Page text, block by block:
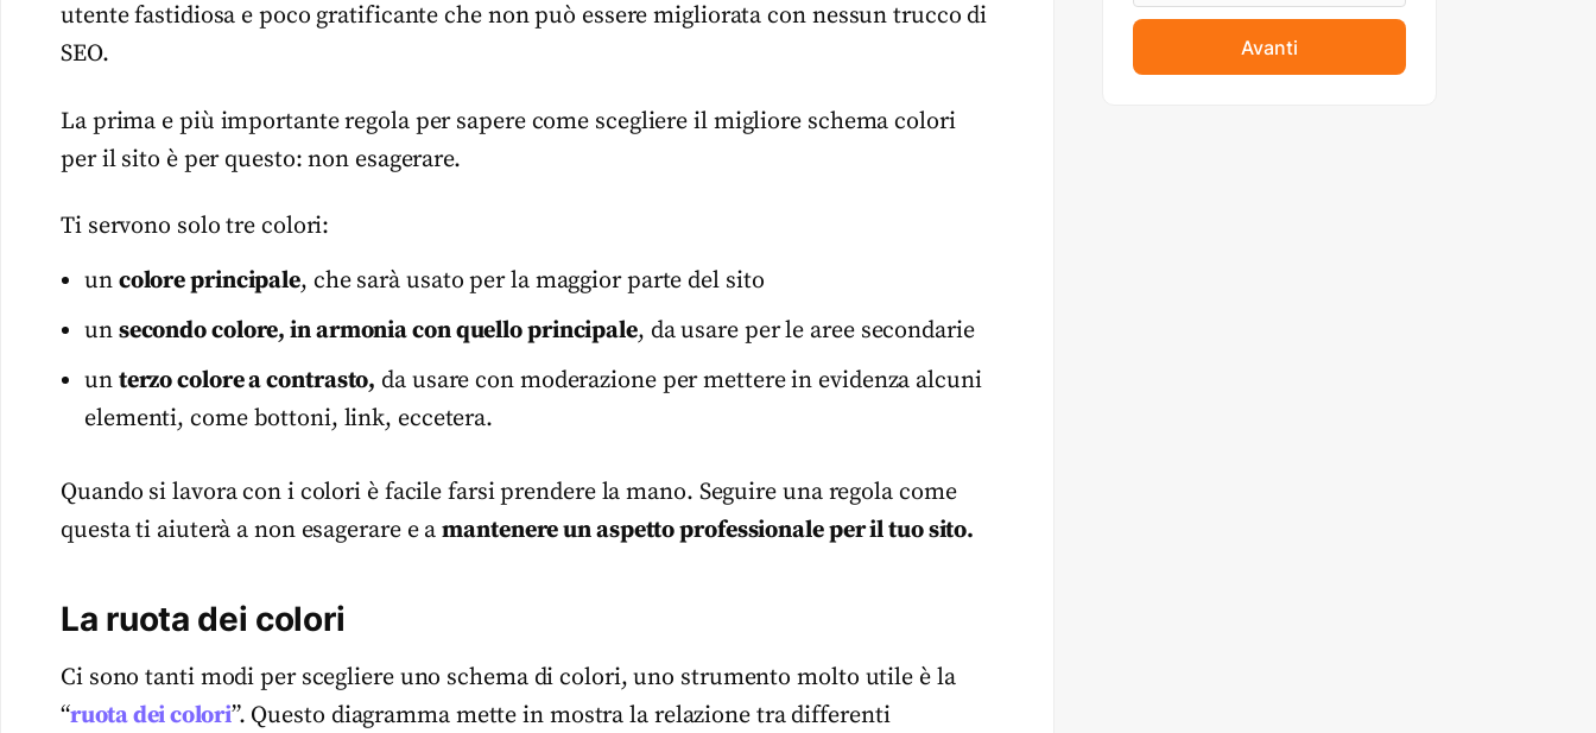
utente fastidiosa e poco gratificante che non può essere migliorata con nessun trucco di
SEO.
La prima e più importante regola per sapere come scegliere il migliore schema colori
per il sito è per questo: non esagerare.
Ti servono solo tre colori:
un colore principale, che sarà usato per la maggior parte del sito
un secondo colore, in armonia con quello principale, da usare per le aree secondarie
un terzo colore a contrasto, da usare con moderazione per mettere in evidenza alcuni
elementi, come bottoni, link, eccetera.
Quando si lavora con i colori è facile farsi prendere la mano. Seguire una regola come
questa ti aiuterà a non esagerare e amantenere un aspetto professionale per il tuo sito.
La ruota dei colori
Ci sono tanti modi per scegliere uno schema di colori, uno strumento molto utile è la
“ruota dei colori”. Questo diagramma mette in mostra la relazione tra differenti
Avanti